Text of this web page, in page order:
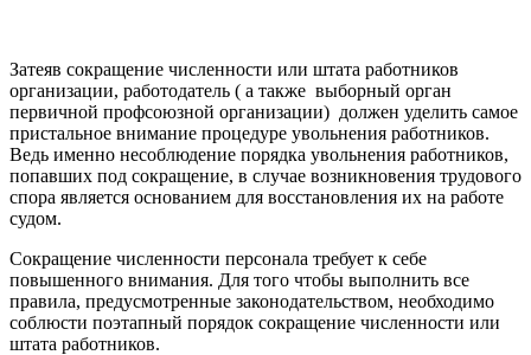
Затеяв сокращение численности или штата работников
организации, работодатель ( а также выборный орган
первичной профсоюзной организации) должен уделить самое
пристальное внимание процедуре увольнения работников.
Ведь именно несоблюдение порядка увольнения работников,
попавших под сокращение, в случае возникновения трудового
спора является основанием для восстановления их на работе
судом.
Сокращение численности персонала требует к себе
повышенного внимания. Для того чтобы выполнить все
правила, предусмотренные законодательством, необходимо
соблюсти поэтапный порядок сокращение численности или
штата работников.